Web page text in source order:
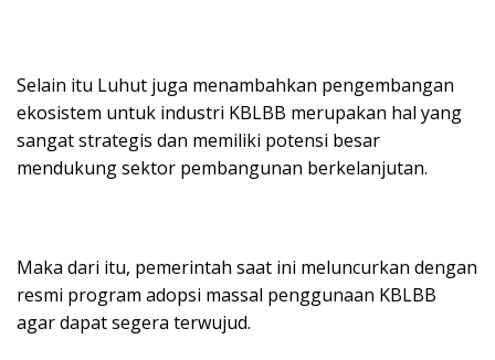
Selain itu Luhut juga menambahkan pengembangan
ekosistem untuk industri KBLBB merupakan hal yang
sangat strategis dan memiliki potensi besar
mendukung sektor pembangunan berkelanjutan.
Maka dari itu, pemerintah saat ini meluncurkan dengan
resmi program adopsi massal penggunaan KBLBB
agar dapat segera terwujud.